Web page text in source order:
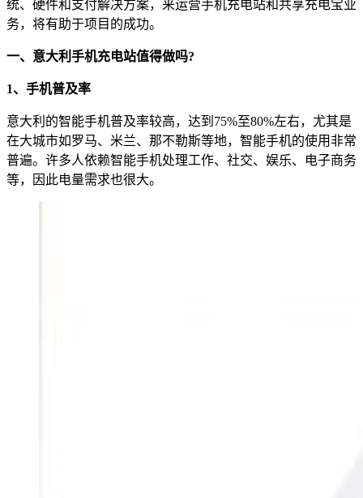
统、硬件和支付解决方案，来运营手机充电站和共享充电宝业
务，将有助于项目的成功。
一、意大利手机充电站值得做吗?
1、手机普及率
意大利的智能手机普及率较高，达到75%至80%左右，尤其是
在大城市如罗马、米兰、那不勒斯等地，智能手机的使用非常
普遍。许多人依赖智能手机处理工作、社交、娱乐、电子商务
等，因此电量需求也很大。